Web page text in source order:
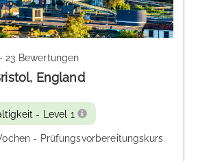
23 Bewertungen
England
- Level 1
- Prüfungsvorbereitungskurs